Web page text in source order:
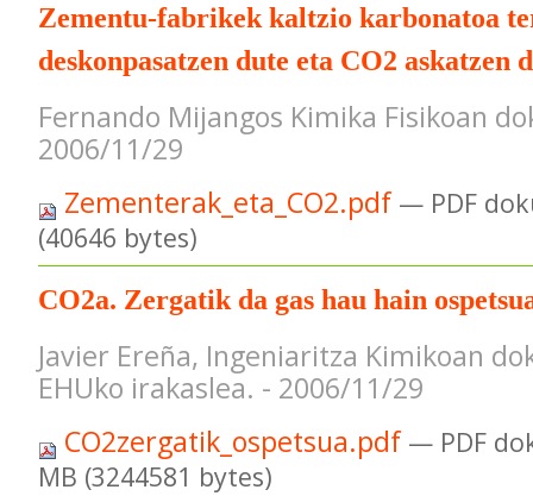
Zementu-fabrikek kaltzio karbonatoa
deskonpasatzen dute eta CO2 askatzen
Fernando Mijangos Kimika Fisikoan
2006/11/29
Zementerak_eta_CO2.pdf — PDF
(40646 bytes)
CO2a. Zergatik da gas hau hain
Javier Ereña, Ingeniaritza Kimikoan
EHUko irakaslea. - 2006/11/29
CO2zergatik_ospetsua.pdf — PDF
MB (3244581 bytes)